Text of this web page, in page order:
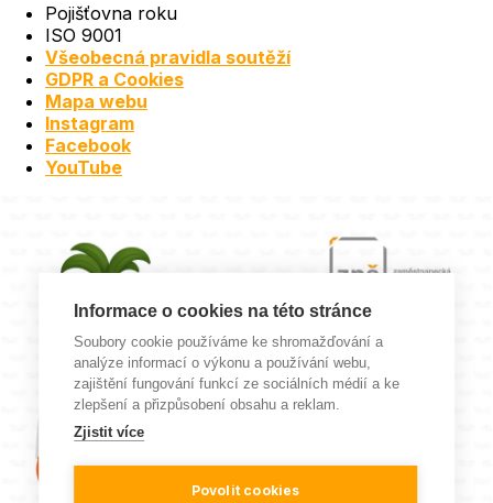
Pojišťovna roku
ISO 9001
Všeobecná pravidla soutěží
GDPR a Cookies
Mapa webu
Instagram
Facebook
YouTube
Informace o cookies na této stránce
Soubory cookie používáme ke shromažďování a
analýze informací o výkonu a používání webu,
zajištění fungování funkcí ze sociálních médií a ke
zlepšení a přizpůsobení obsahu a reklam.
Zjistit více
Povolit cookies